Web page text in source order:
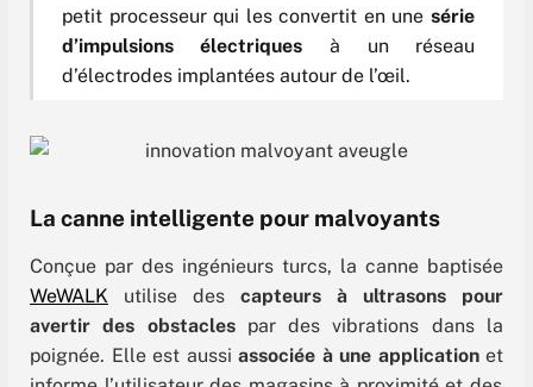
petit processeur qui les convertit en unesérie
d’impulsions électriques à un réseau
d’électrodes implantées autour de l’œil.
La canne intelligente pour malvoyants
Conçue par des ingénieurs turcs, la canne baptisée
WeWALK utilise des capteurs à ultrasons pour
avertir des obstaclespar des vibrations dans la
poignée. Elle est aussi associée à une applicationet